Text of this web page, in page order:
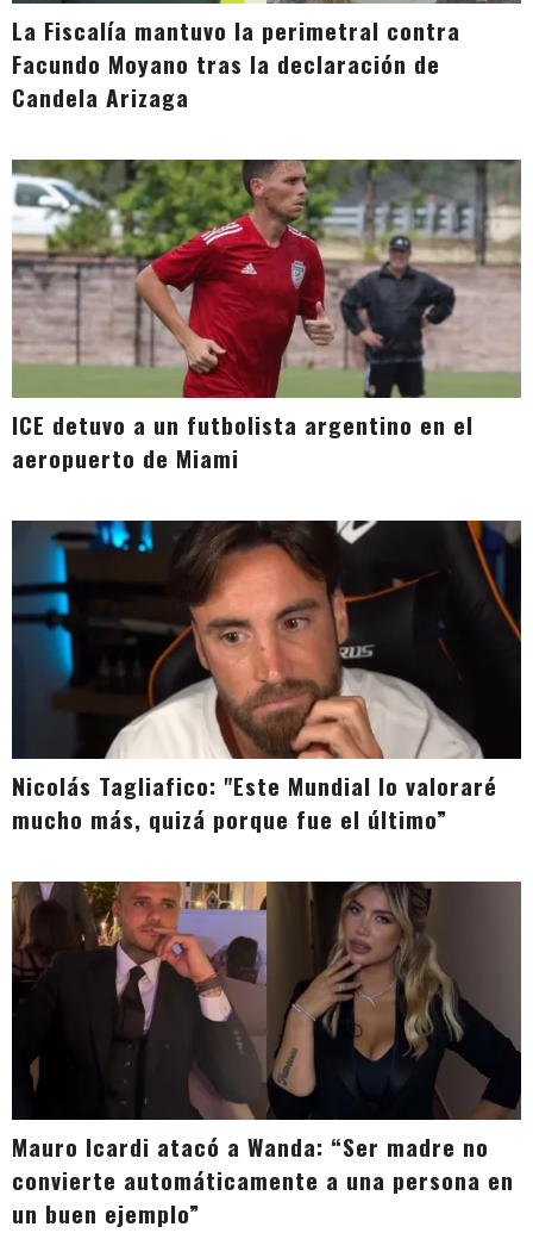
La Fiscalía mantuvo la perimetral contra
Facundo Moyano tras la declaración de
Candela Arizaga
ICE detuvo a un futbolista argentino en el
aeropuerto de Miami
Nicolás Tagliafico: "Este Mundial lo valoraré
mucho más, quizá porque fue el último”
Mauro Icardi atacó a Wanda: “Ser madre no
convierte automáticamente a una persona en
un buen ejemplo”